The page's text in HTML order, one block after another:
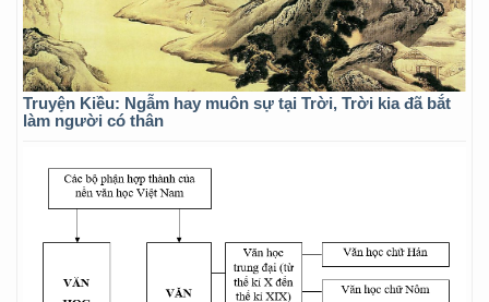
Truyện Kiều: Ngẫm hay muôn sự tại Trời, Trời kia đã bắt
làm người có thân